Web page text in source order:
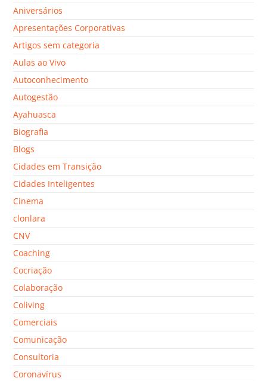
Aniversários
Apresentações Corporativas
Artigos sem categoria
Aulas ao Vivo
Autoconhecimento
Autogestão
Ayahuasca
Biografia
Blogs
Cidades em Transição
Cidades Inteligentes
Cinema
clonlara
CNV
Coaching
Cocriação
Colaboração
Coliving
Comerciais
Comunicação
Consultoria
Coronavírus